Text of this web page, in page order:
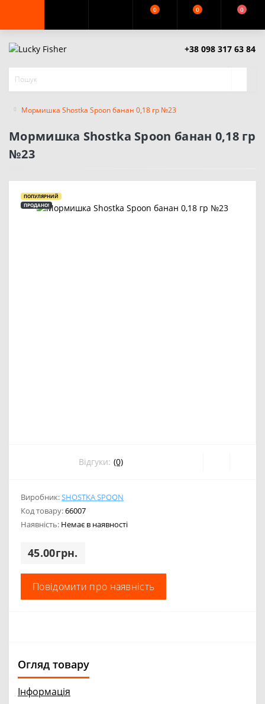
0 0 0
+38 098 317 63 84
Мормишка Shostka Spoon банан 0,18 гр №23
Мормишка Shostka Spoon банан 0,18 гр
№23
ПОПУЛЯРНИЙ
ПРОДАНО!
Відгуки: (0)
Виробник:SHOSTKA SPOON
Код товару:66007
Наявність: Немає в наявності
45.00грн.
Повідомити про наявність
Огляд товару
Інформація